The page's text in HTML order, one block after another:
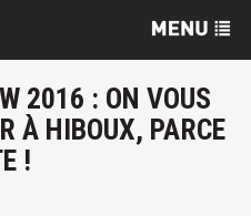
2016 : ON VOUS
À HIBOUX, PARCE
!